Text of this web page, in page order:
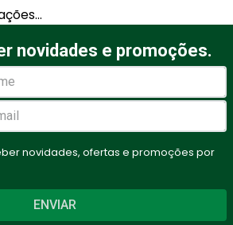
de 1 a 5
novidades e promoções.
novidades, ofertas e promoções por
ENVIAR